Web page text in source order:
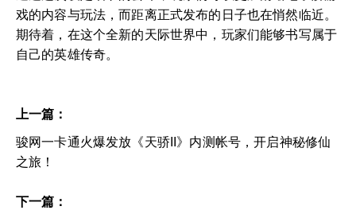
戏的内容与玩法，而距离正式发布的日子也在悄然临近。
期待着，在这个全新的天际世界中，玩家们能够书写属于
自己的英雄传奇。
上一篇：
骏网一卡通火爆发放《天骄II》内测帐号，开启神秘修仙
之旅！
下一篇：